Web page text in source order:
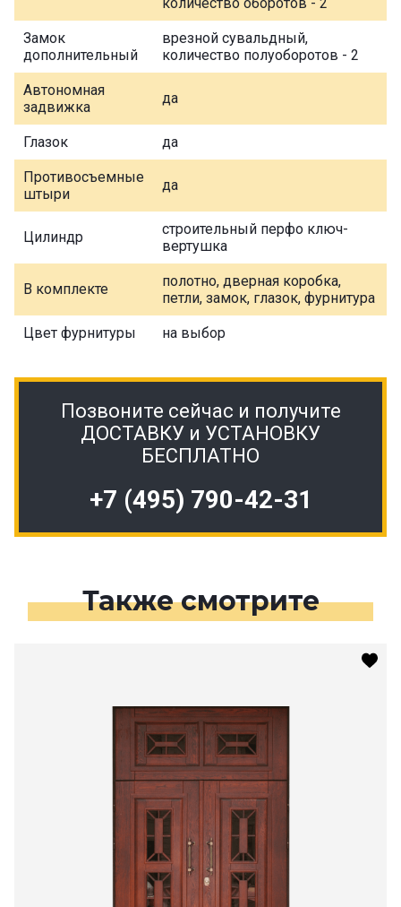
Замок
дополнительный
врезной сувальдный,
количество полуоборотов - 2
Автономная
задвижка
да
Глазок да
Противосъемные
штыри
да
Цилиндр
строительный перфо ключ-
вертушка
В комплекте
полотно, дверная коробка,
петли, замок, глазок, фурнитура
Цвет фурнитуры на выбор
Позвоните сейчас и получите
ДОСТАВКУ и УСТАНОВКУ
БЕСПЛАТНО
+7 (495) 790-42-31
Также смотрите